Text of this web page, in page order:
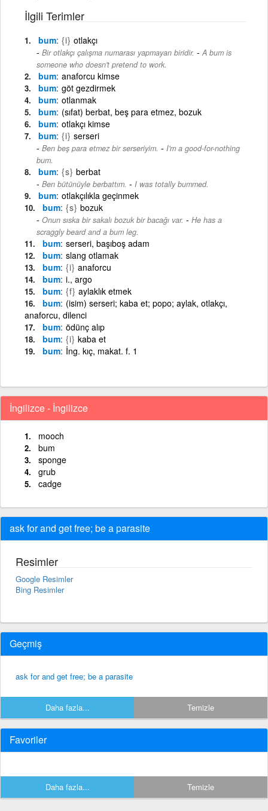
İlgili Terimler
bum {i} otlakçı
Bir otlakçı çalışma numarası yapmayan biridir. - A bum is
someone who doesn't pretend to work.
bum anaforcu kimse
bum göt gezdirmek
bum otlanmak
bum (sıfat) berbat, beş para etmez, bozuk
bum otlakçı kimse
bum {i} serseri
Ben beş para etmez bir serseriyim. - I'm a good-for-nothing
bum.
bum {s} berbat
Ben bütünüyle berbattım. - I was totally bummed.
bum otlakçılıkla geçinmek
bum {s} bozuk
Onun sıska bir sakalı bozuk bir bacağı var. - He has a
scraggly beard and a bum leg.
bum serseri, başıboş adam
bum slang otlamak
bum {i} anaforcu
bum i., argo
bum {f} aylaklık etmek
bum (isim) serseri; kaba et; popo; aylak, otlakçı,
anaforcu, dilenci
bum ödünç alıp
bum {i} kaba et
bum İng. kıç, makat. f. 1
İngilizce - İngilizce
mooch
bum
sponge
grub
cadge
ask for and get free; be a parasite
Resimler
Google Resimler
Bing Resimler
Geçmiş
ask for and get free; be a parasite
Daha fazla... Temizle
Favoriler
Daha fazla... Temizle